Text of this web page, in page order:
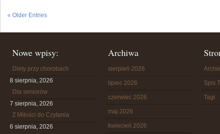
« Older Entries
Nowe wpisy:
Diety przy chorobach
8 sierpnia, 2026
Dla seniorów
7 sierpnia, 2026
Z Miłości do Czytania
6 sierpnia, 2026
Archiwa
sierpień 2026
lipiec 2026
czerwiec 2026
maj 2026
kwiecień 2026
Spis
Tagi